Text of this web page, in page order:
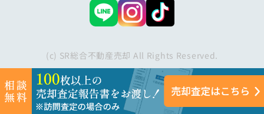
(c) SR総合不動産売却 All Rights Reserved.